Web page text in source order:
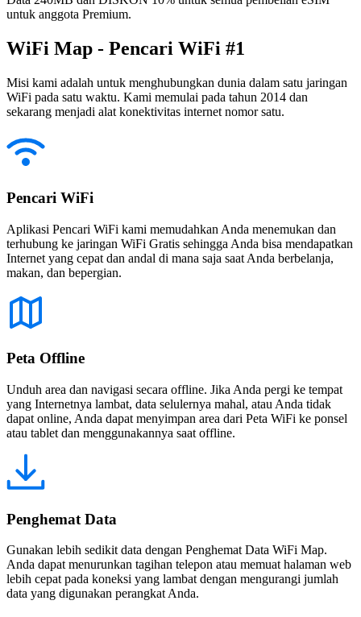
untuk anggota Premium.
WiFi Map - Pencari WiFi #1
Misi kami adalah untuk menghubungkan dunia dalam satu jaringan
WiFi pada satu waktu. Kami memulai pada tahun 2014 dan
sekarang menjadi alat konektivitas internet nomor satu.
Pencari WiFi
Aplikasi Pencari WiFi kami memudahkan Anda menemukan dan
terhubung ke jaringan WiFi Gratis sehingga Anda bisa mendapatkan
Internet yang cepat dan andal di mana saja saat Anda berbelanja,
makan, dan bepergian.
Peta Offline
Unduh area dan navigasi secara offline. Jika Anda pergi ke tempat
yang Internetnya lambat, data selulernya mahal, atau Anda tidak
dapat online, Anda dapat menyimpan area dari Peta WiFi ke ponsel
atau tablet dan menggunakannya saat offline.
Penghemat Data
Gunakan lebih sedikit data dengan Penghemat Data WiFi Map.
Anda dapat menurunkan tagihan telepon atau memuat halaman web
lebih cepat pada koneksi yang lambat dengan mengurangi jumlah
data yang digunakan perangkat Anda.